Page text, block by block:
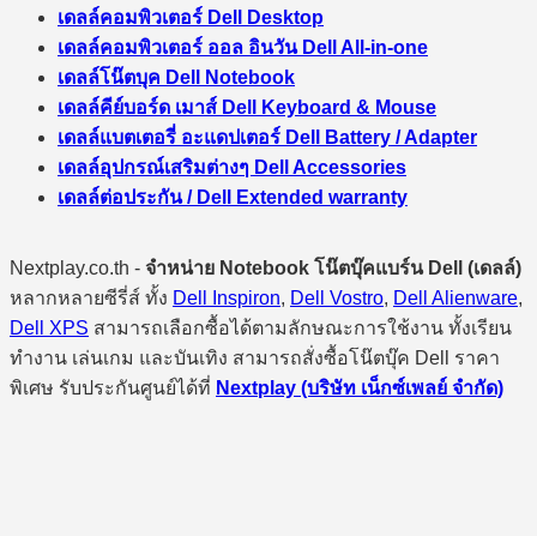
เดลล์คอมพิวเตอร์ Dell Desktop
เดลล์คอมพิวเตอร์ ออล อินวัน Dell All-in-one
เดลล์โน๊ตบุค Dell Notebook
เดลล์คีย์บอร์ด เมาส์ Dell Keyboard & Mouse
เดลล์แบตเตอรี่ อะแดปเตอร์ Dell Battery / Adapter
เดลล์อุปกรณ์เสริมต่างๆ Dell Accessories
เดลล์ต่อประกัน / Dell Extended warranty
Nextplay.co.th - จำหน่าย Notebook โน๊ตบุ๊คแบร์น Dell (เดลล์)
หลากหลายซีรี่ส์ ทั้ง Dell Inspiron, Dell Vostro, Dell Alienware,
Dell XPS สามารถเลือกซื้อได้ตามลักษณะการใช้งาน ทั้งเรียน
ทำงาน เล่นเกม และบันเทิง สามารถสั่งซื้อโน๊ตบุ๊ค Dell ราคา
พิเศษ รับประกันศูนย์ได้ที่ Nextplay (บริษัท เน็กซ์เพลย์ จำกัด)